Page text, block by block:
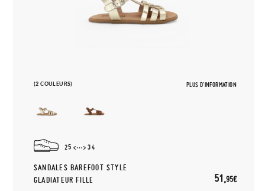
(2 COULEURS) PLUS D'INFORMATION
25 34
SANDALES BAREFOOT STYLE
GLADIATEUR FILLE
51,95€